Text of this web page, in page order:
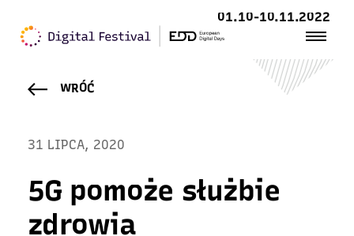
01.10-10.11.2022
WRÓĆ
31 LIPCA, 2020
5G pomoże służbie
zdrowia